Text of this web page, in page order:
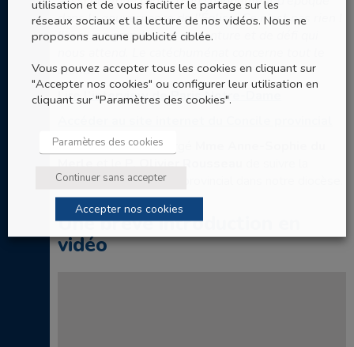
dans la gouvernance de l’Église. Ce n’est pas rien !
Il y a une grande part d’aventure et de défi qui
monde. “
Lire l’interview de Paris Notre-Dame
Mgr Luc Crepya chargé
progression du concile provincial dans notre diocèse.
Une brève introduction en
vidéo
utilisation et de vous faciliter le partage sur les
réseaux sociaux et la lecture de nos vidéos. Nous ne
proposons aucune publicité ciblée.
Vous pouvez accepter tous les cookies en cliquant sur
"Accepter nos cookies" ou configurer leur utilisation en
cliquant sur "Paramètres des cookies".
Paramètres des cookies
Continuer sans accepter
Accepter nos cookies